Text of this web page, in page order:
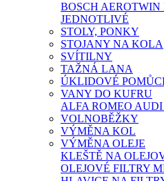
BOSCH AEROTWIN
JEDNOTLIVÉ
STOLY, PONKY
STOJANY NA KOLA
SVÍTILNY
TAŽNÁ LANA
ÚKLIDOVÉ
VANY DO KUFRU
ALFA ROMEO AUDI
VOLNOBĚŽKY
VÝMĚNA KOL
VÝMĚNA OLEJE
KLEŠTĚ NA
OLEJOVÉ FILTRY